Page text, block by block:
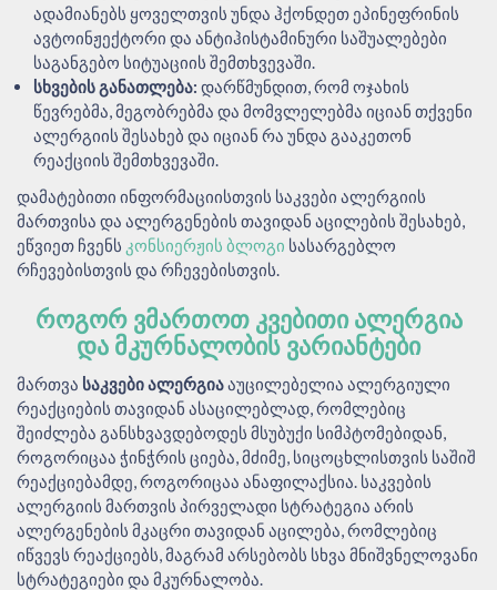
ადამიანებს ყოველთვის უნდა ჰქონდეთ ეპინეფრინის
ავტოინჟექტორი და ანტიჰისტამინური საშუალებები
საგანგებო სიტუაციის შემთხვევაში.
სხვების განათლება: დარწმუნდით, რომ ოჯახის
წევრებმა, მეგობრებმა და მომვლელებმა იციან თქვენი
ალერგიის შესახებ და იციან რა უნდა გააკეთონ
რეაქციის შემთხვევაში.
დამატებითი ინფორმაციისთვის საკვები ალერგიის
მართვისა და ალერგენების თავიდან აცილების შესახებ,
ეწვიეთ ჩვენს კონსიერჟის ბლოგი სასარგებლო
რჩევებისთვის და რჩევებისთვის.
ᲠᲝᲒᲝᲠ ᲕᲛᲐᲠᲗᲝᲗ ᲙᲕᲔᲑᲘᲗᲘ ᲐᲚᲔᲠᲒᲘᲐ
ᲓᲐ ᲛᲙᲣᲠᲜᲐᲚᲝᲑᲘᲡ ᲕᲐᲠᲘᲐᲜᲢᲔᲑᲘ
მართვა საკვები ალერგიააუცილებელია ალერგიული
რეაქციების თავიდან ასაცილებლად, რომლებიც
შეიძლება განსხვავდებოდეს მსუბუქი სიმპტომებიდან,
როგორიცაა ჭინჭრის ციება, მძიმე, სიცოცხლისთვის საშიშ
რეაქციებამდე, როგორიცაა ანაფილაქსია. საკვების
ალერგიის მართვის პირველადი სტრატეგია არის
ალერგენების მკაცრი თავიდან აცილება, რომლებიც
იწვევს რეაქციებს, მაგრამ არსებობს სხვა მნიშვნელოვანი
სტრატეგიები და მკურნალობა.